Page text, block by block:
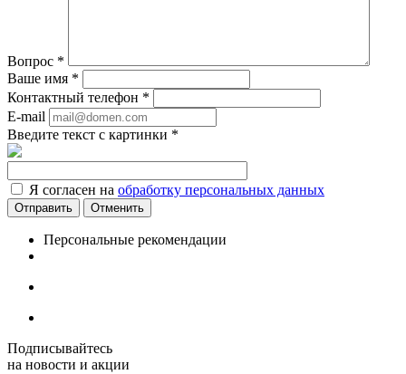
Вопрос *
Ваше имя *
Контактный телефон *
E-mail
Введите текст с картинки *
Я согласен на обработку персональных данных
Отменить
Персональные рекомендации
Подписывайтесь
на новости и акции